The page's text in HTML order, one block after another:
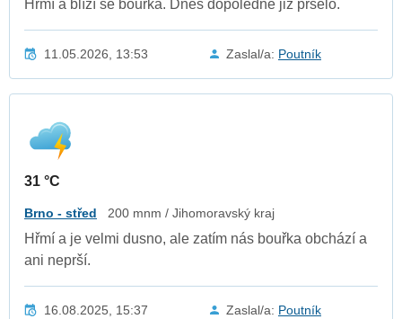
Hřmí a blíží se bouřka. Dnes dopoledne již pršelo.
11.05.2026, 13:53 Zaslal/a: Poutník
31 °C
Brno - střed 200 mnm / Jihomoravský kraj
Hřmí a je velmi dusno, ale zatím nás bouřka obchází a
ani neprší.
16.08.2025, 15:37 Zaslal/a: Poutník